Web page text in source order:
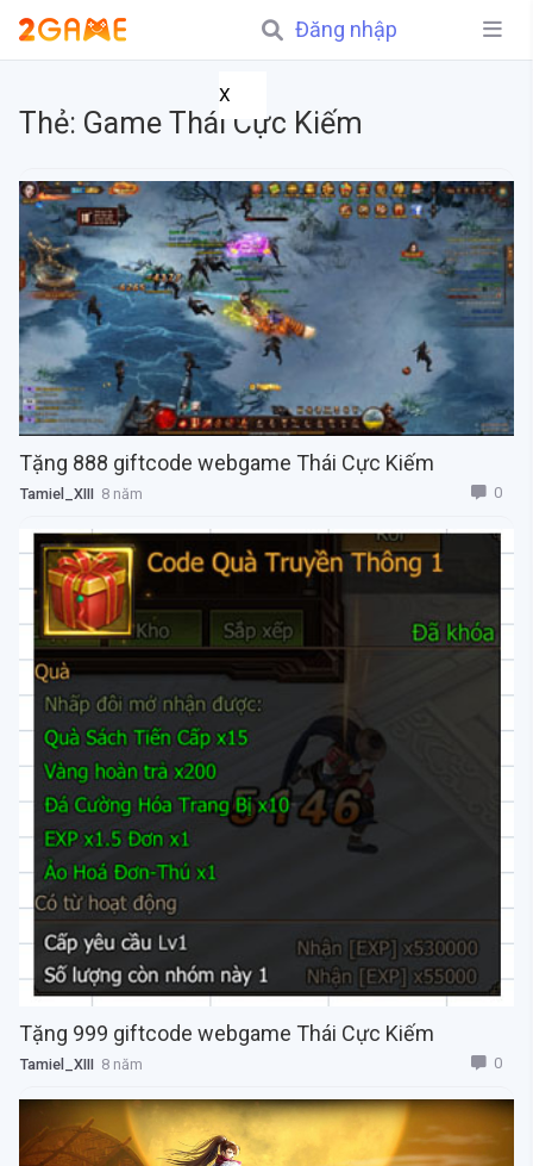
Đăng nhập
X
Thẻ: Game Thái Cực Kiếm
Tặng 888 giftcode webgame Thái Cực Kiếm
Tamiel_XIII 8 năm 0
Tặng 999 giftcode webgame Thái Cực Kiếm
Tamiel_XIII 8 năm 0